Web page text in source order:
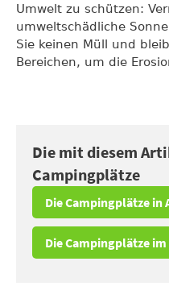
Umwelt zu schützen:
umweltschädliche
Sie keinen Müll und
Bereichen, um die
Die mit diesem
Campingplätze
Die Campingplätze in
Die Campingplätze